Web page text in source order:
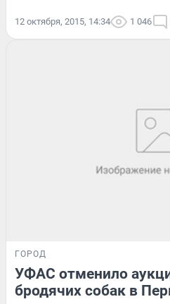
12 октября, 2015, 14:34 1 046
ГОРОД
УФАС отменило
бродячих собак в